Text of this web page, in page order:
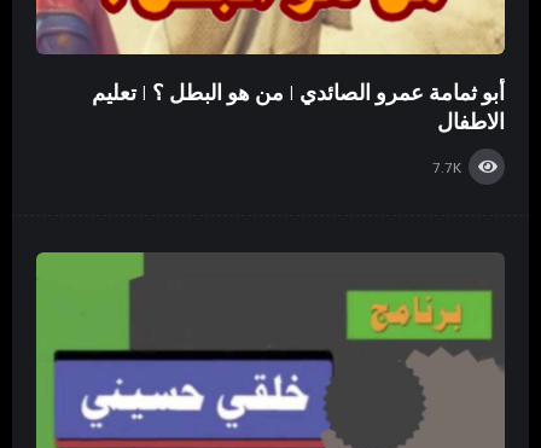
أبو ثمامة عمرو الصائدي | من هو البطل ؟ | تعليم
الاطفال
7.7K